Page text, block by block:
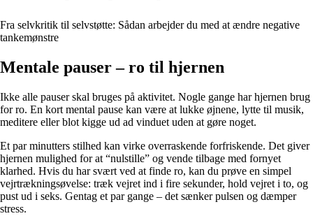
Fra selvkritik til selvstøtte: Sådan arbejder du med at ændre negative
tankemønstre
Mentale pauser – ro til hjernen
Ikke alle pauser skal bruges på aktivitet. Nogle gange har hjernen brug
for ro. En kort mental pause kan være at lukke øjnene, lytte til musik,
meditere eller blot kigge ud ad vinduet uden at gøre noget.
Et par minutters stilhed kan virke overraskende forfriskende. Det giver
hjernen mulighed for at “nulstille” og vende tilbage med fornyet
klarhed. Hvis du har svært ved at finde ro, kan du prøve en simpel
vejrtrækningsøvelse: træk vejret ind i fire sekunder, hold vejret i to, og
pust ud i seks. Gentag et par gange – det sænker pulsen og dæmper
stress.